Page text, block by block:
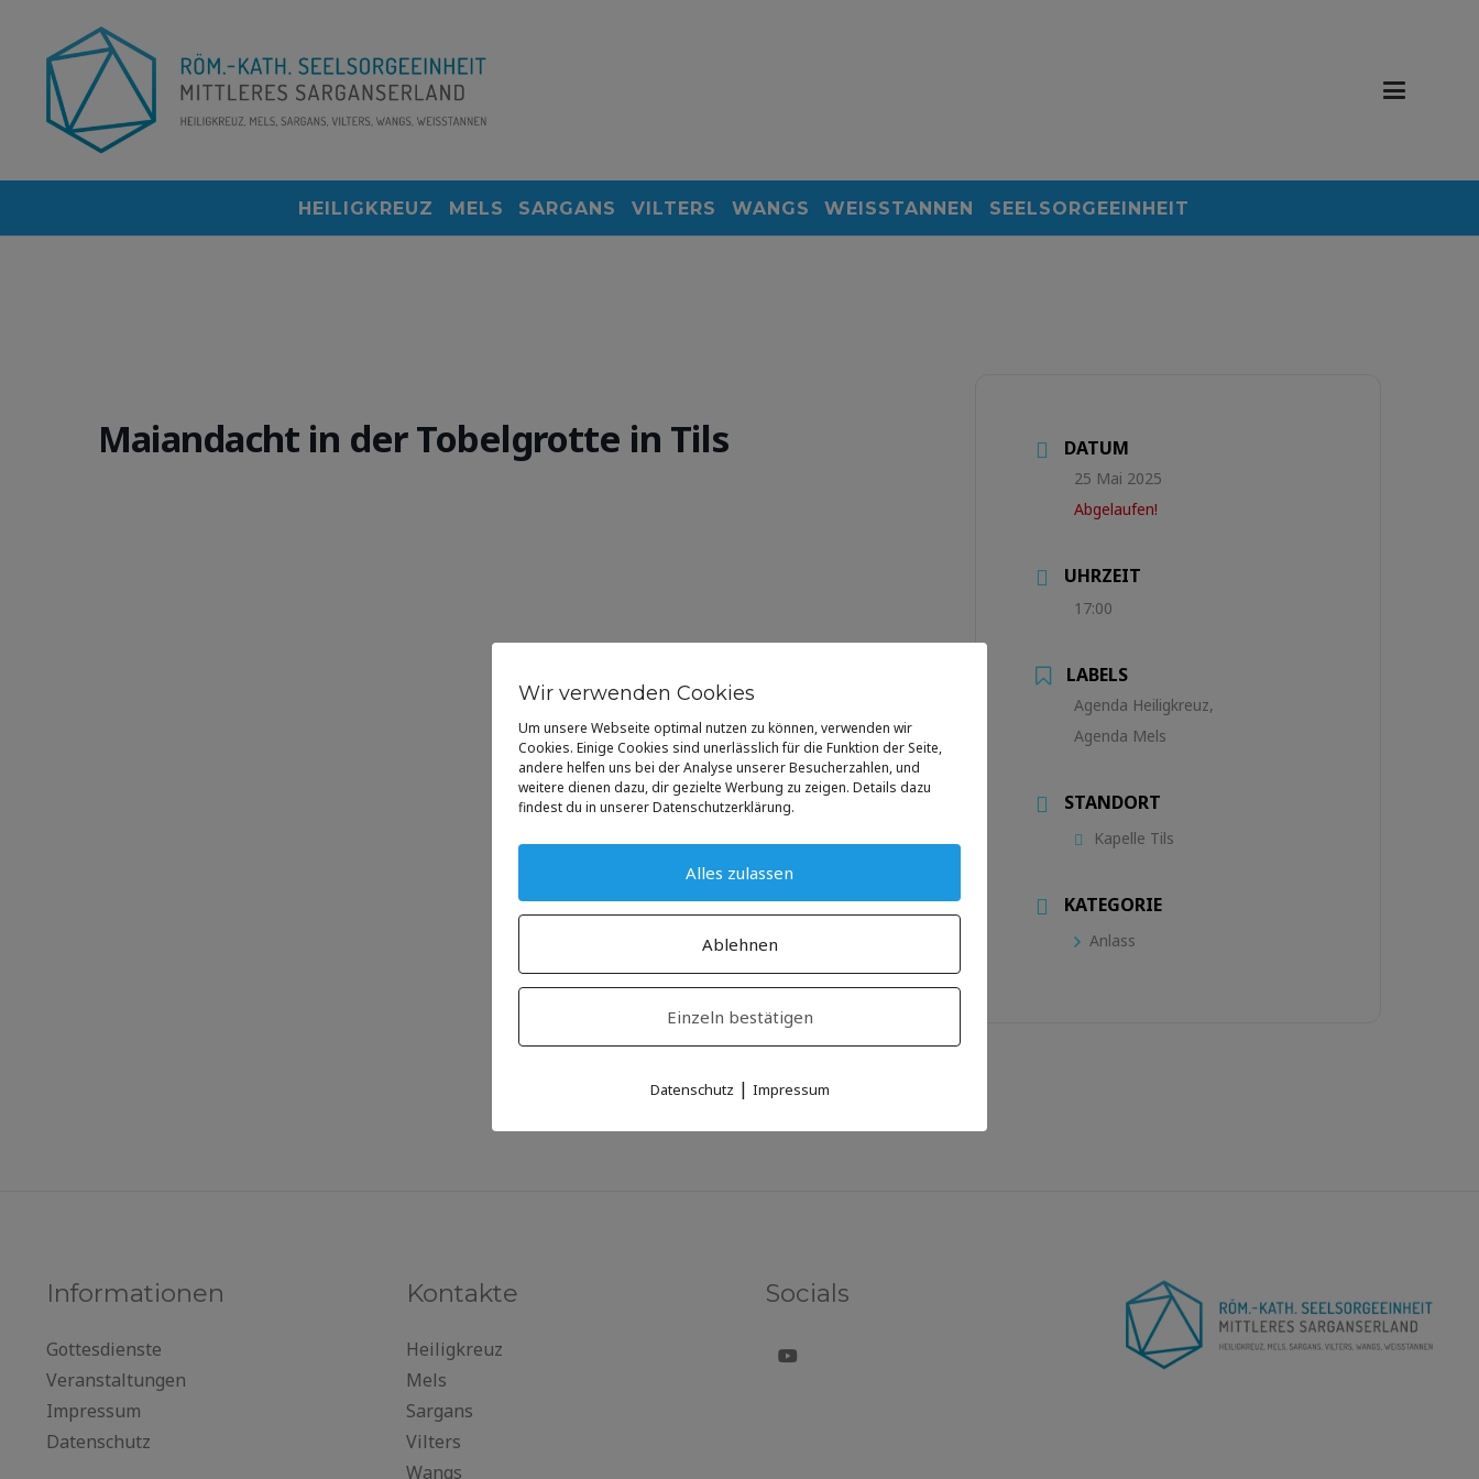
HEILIGKREUZ MELS SARGANS VILTERS WANGS WEISSTANNEN SEELSORGEEINHEIT
Maiandacht in der Tobelgrotte in Tils DATUM
25 Mai 2025
Abgelaufen!
UHRZEIT
17:00
LABELS
Agenda Heiligkreuz,
Agenda Mels
STANDORT
Kapelle Tils
KATEGORIE
Anlass
Informationen
Gottesdienste
Veranstaltungen
Impressum
Datenschutz
Kontakte
Heiligkreuz
Mels
Sargans
Vilters
Wangs
Socials
Wir verwenden Cookies
Um unsere Webseite optimal nutzen zu können, verwenden wir
Cookies. Einige Cookies sind unerlässlich für die Funktion der Seite,
andere helfen uns bei der Analyse unserer Besucherzahlen, und
weitere dienen dazu, dir gezielte Werbung zu zeigen. Details dazu
findest du in unserer Datenschutzerklärung.
Alles zulassen
Ablehnen
Einzeln bestätigen
Datenschutz | Impressum